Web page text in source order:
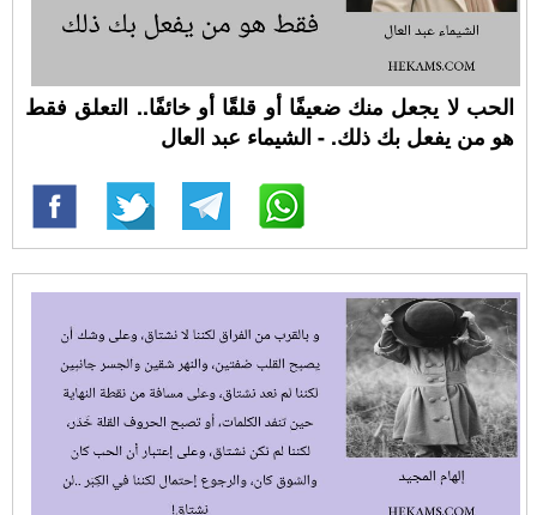
الحب لا يجعل منك ضعيفًا أو قلقًا أو خائفًا.. التعلق فقط
هو من يفعل بك ذلك. - الشيماء عبد العال